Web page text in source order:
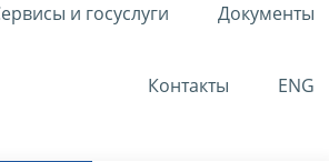
и госуслуги Документы
Контакты ENG